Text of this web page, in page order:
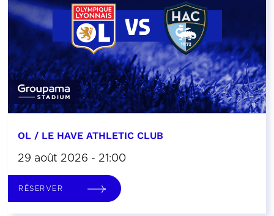
OL / LE HAVE ATHLETIC CLUB
29 août 2026 - 21:00
RÉSERVER